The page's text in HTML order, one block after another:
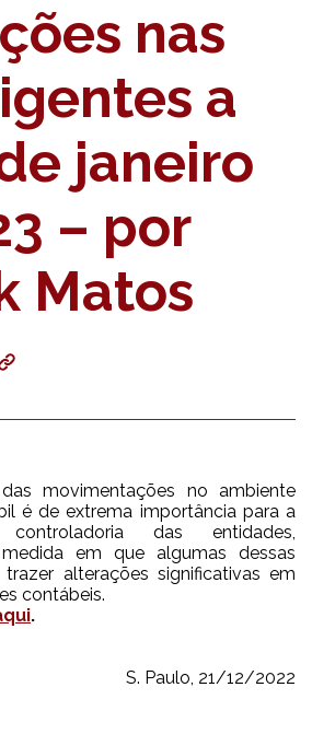
nas
a
janeiro
– por
Matos
Copy
movimentações no ambiente
é de extrema importância para a
das entidades,
em que algumas dessas
alterações significativas em
contábeis.
.
S. Paulo, 21/12/2022